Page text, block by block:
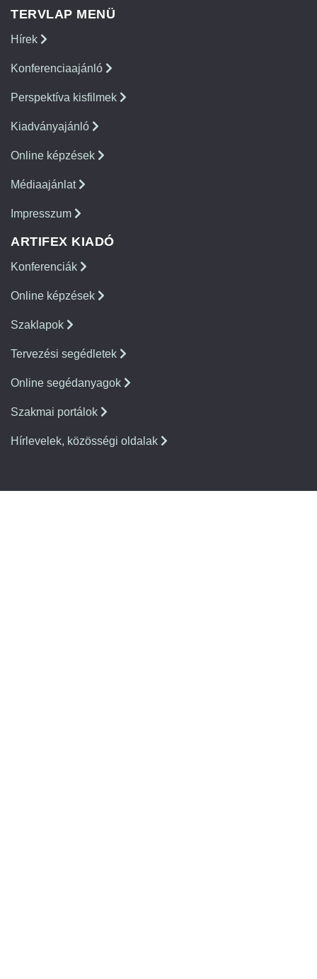
TERVLAP MENÜ
Hírek
Konferenciaajánló
Perspektíva kisfilmek
Kiadványajánló
Online képzések
Médiaajánlat
Impresszum
ARTIFEX KIADÓ
Konferenciák
Online képzések
Szaklapok
Tervezési segédletek
Online segédanyagok
Szakmai portálok
Hírlevelek, közösségi oldalak